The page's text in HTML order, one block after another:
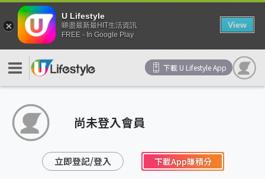
下載 U Lifestyle App
尚未登入會員
立即登記/登入 下載App賺積分
U Lifestyle
睇盡最新最HIT生活資訊
FREE - In Google Play
View